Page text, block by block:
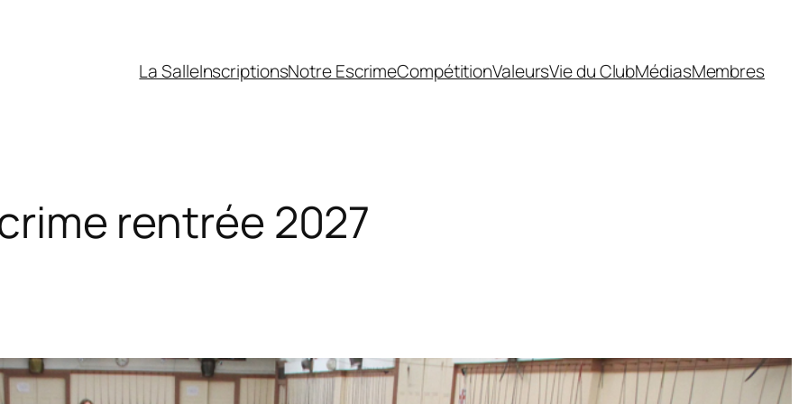
La SalleInscriptionsNotre EscrimeCompétitionValeursVie du ClubMédiasMembres
rentrée 2027